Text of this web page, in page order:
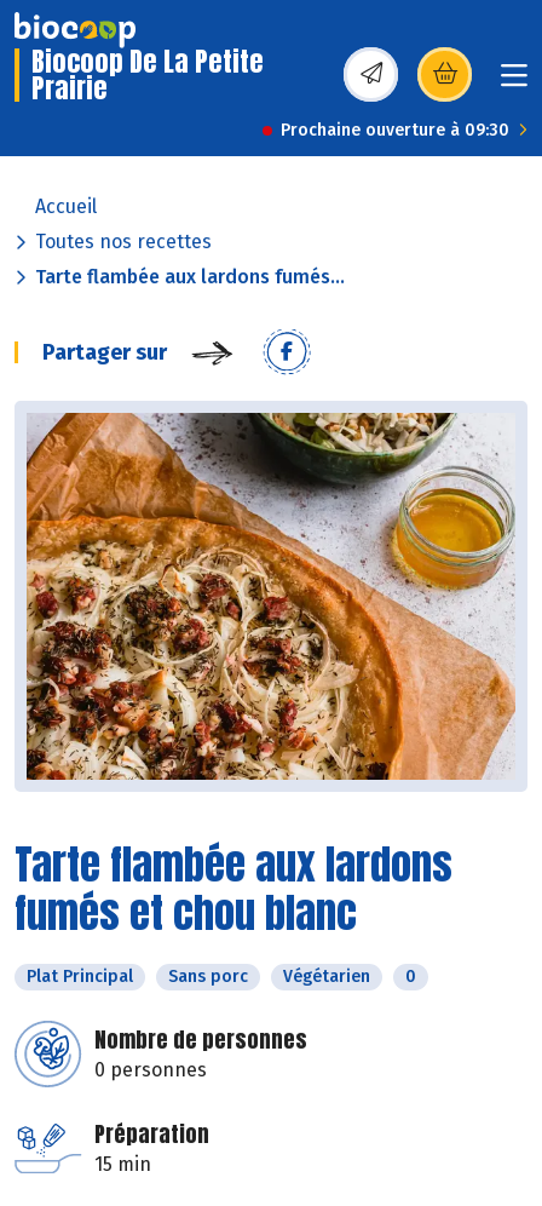
Biocoop De La Petite
Prairie (s’ouvre dans une
Prochaine ouverture à 09:30
Accueil
Toutes nos recettes
Tarte flambée aux lardons fumés...
Partager sur
Tarte flambée aux lardons
fumés et chou blanc
Plat Principal Sans porc Végétarien 0
Nombre de personnes
0 personnes
Préparation
15 min